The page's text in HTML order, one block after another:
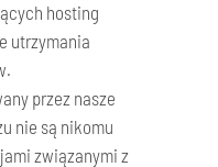
hosting
utrzymania
przez nasze
nie są nikomu
związanymi z